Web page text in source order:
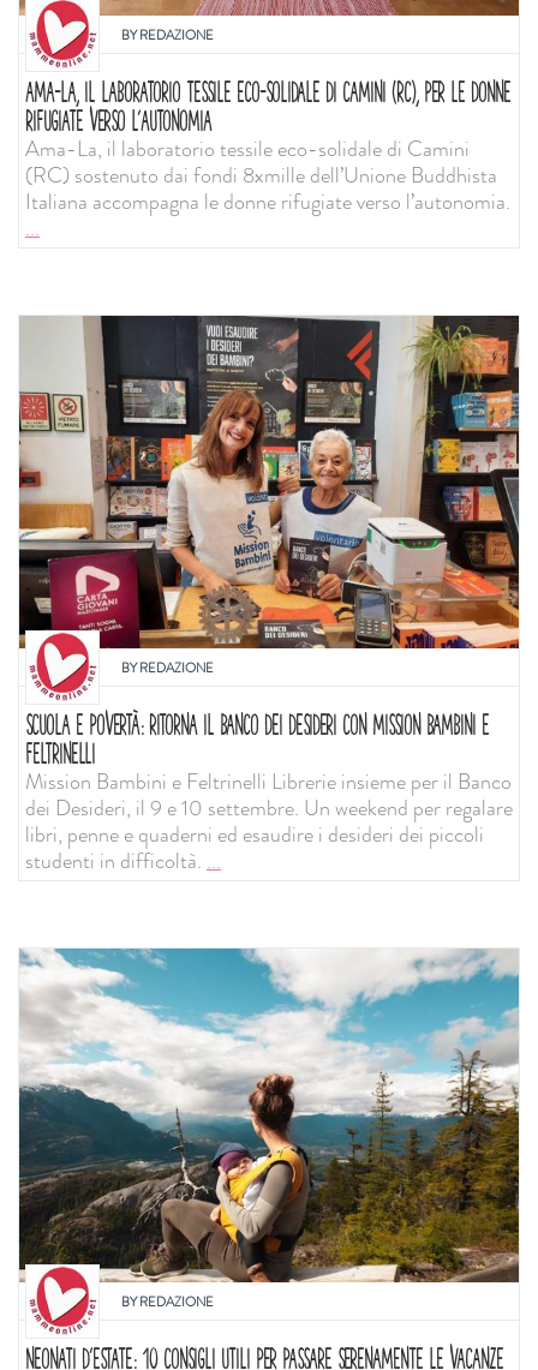
BYREDAZIONE
AMA-LA, IL LABORATORIO TESSILE ECO-SOLIDALE DI CAMINI (RC), PER LE DONNE
RIFUGIATE VERSO L’AUTONOMIA
Ama-La, il laboratorio tessile eco-solidale di Camini
(RC) sostenuto dai fondi 8xmille dell’Unione Buddhista
Italiana accompagna le donne rifugiate verso l’autonomia.
...
BYREDAZIONE
SCUOLA E POVERTÀ: RITORNA IL BANCO DEI DESIDERI CON MISSION BAMBINI E
FELTRINELLI
Mission Bambini e Feltrinelli Librerie insieme per il Banco
dei Desideri, il 9 e 10 settembre. Un weekend per regalare
libri, penne e quaderni ed esaudire i desideri dei piccoli
studenti in difficoltà....
BYREDAZIONE
NEONATI D'ESTATE: 10 CONSIGLI UTILI PER PASSARE SERENAMENTE LE VACANZE